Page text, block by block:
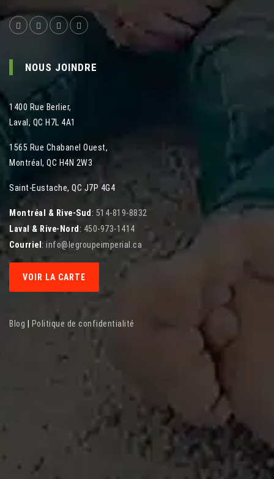
NOUS JOINDRE
1400 Rue Berlier,
Laval , QC H7L 4A1
1565 Rue Chabanel Ouest,
Montréal , QC H4N 2W3
Saint-Eustache, QC J7P 4G4
Montréal & Rive-Sud : 514-819-8832
Laval & Rive-Nord : 450-973-1414
Courriel : info@legroupeimperial.ca
VOIR LA CARTE
Blog Politique de confidentialité